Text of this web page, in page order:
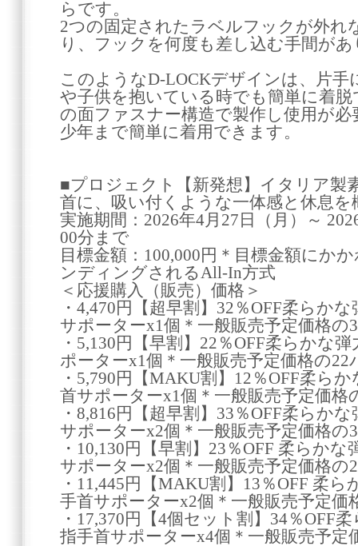
らです。
2つの固定されたラベルフックが外れ
り、フックを何度も差し込む手間が
このようなD-LOCKデザインは、片手
や子供を抱いている時でも簡単に着
の面ファスナー構造で製作し使用が
少年まで簡単に着用できます。
■プロジェクト【新発想】イタリア製
首に、吸い付くような一体感と休息を
実施期間：2026年4月27日（月）～
00分まで
目標金額：100,000円＊目標金額にか
ンディングされるAll-In方式
＜応援購入（販売）価格＞
・4,470円【超早割】32％OFF柔らか
サポーターx1個＊一般販売予定価格の
・5,130円【早割】22％OFF柔らかな
ポーターx1個＊一般販売予定価格の
・5,790円【MAKU割】12％OFF柔ら
首サポーターx1個＊一般販売予定価格
・8,816円【超早割】33％OFF柔らか
サポーターx2個＊一般販売予定価格の
・10,130円【早割】23％OFF 柔らか
サポーターx2個＊一般販売予定価格の
・11,445円【MAKU割】13％OFF 柔
手首サポーターx2個＊一般販売予定価
・17,370円【4個セット割】34％OFF
指手首サポーターx4個＊一般販売予定